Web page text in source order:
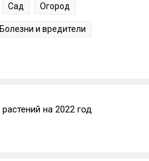
Сад Огород
Болезни и вредители
на 2022 год